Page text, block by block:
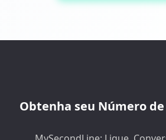
Obtenha seu Número